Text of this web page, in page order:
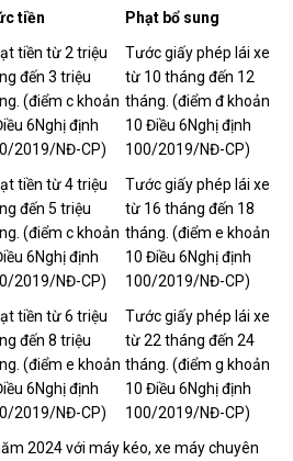
tiền Phạt bổ sung
tiền từ 2 triệu
đến 3 triệu
(điểm c khoản
6Nghị định
2019/NĐ-CP)
Tước giấy phép lái xe
từ 10 tháng đến 12
tháng. (điểm đ khoản
10 Điều 6Nghị định
100/2019/NĐ-CP)
tiền từ 4 triệu
đến 5 triệu
(điểm c khoản
6Nghị định
2019/NĐ-CP)
Tước giấy phép lái xe
từ 16 tháng đến 18
tháng. (điểm e khoản
10 Điều 6Nghị định
100/2019/NĐ-CP)
tiền từ 6 triệu
đến 8 triệu
(điểm e khoản
6Nghị định
2019/NĐ-CP)
Tước giấy phép lái xe
từ 22 tháng đến 24
tháng. (điểm g khoản
10 Điều 6Nghị định
100/2019/NĐ-CP)
2024 với máy kéo, xe máy chuyên